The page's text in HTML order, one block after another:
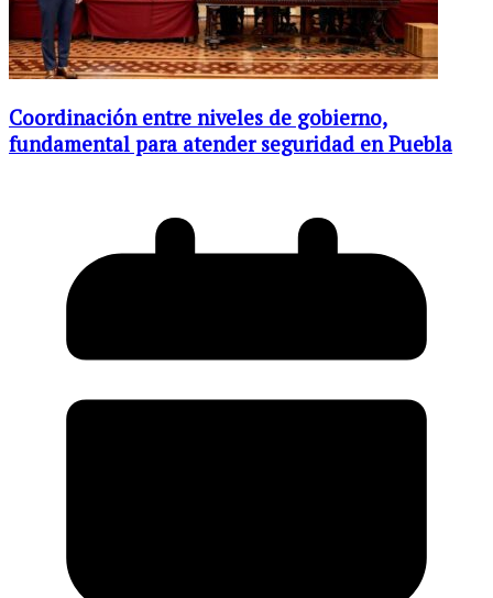
Coordinación entre niveles de gobierno,
fundamental para atender seguridad en Puebla